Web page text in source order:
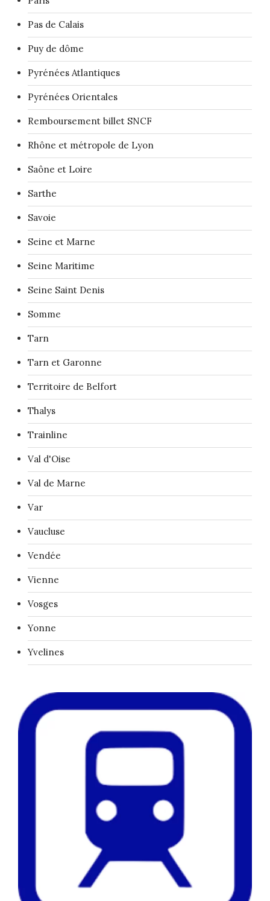
Pas de Calais
Puy de dôme
Pyrénées Atlantiques
Pyrénées Orientales
Remboursement billet SNCF
Rhône et métropole de Lyon
Saône et Loire
Sarthe
Savoie
Seine et Marne
Seine Maritime
Seine Saint Denis
Somme
Tarn
Tarn et Garonne
Territoire de Belfort
Thalys
Trainline
Val d'Oise
Val de Marne
Var
Vaucluse
Vendée
Vienne
Vosges
Yonne
Yvelines